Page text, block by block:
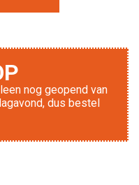
nog geopend van
dus bestel